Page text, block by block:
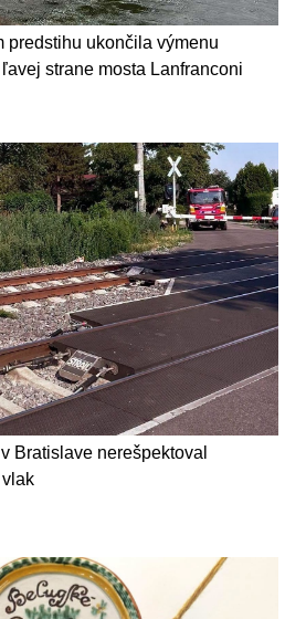
predstihu ukončila výmenu
strane mosta Lanfranconi
Bratislave nerešpektoval